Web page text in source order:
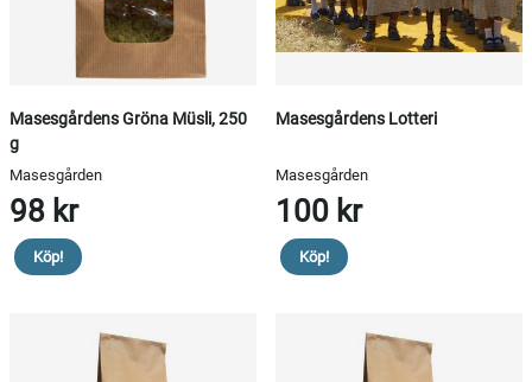
Masesgårdens Gröna Müsli, 250
g
Masesgården
98 kr
Köp!
Masesgårdens Lotteri
Masesgården
100 kr
Köp!